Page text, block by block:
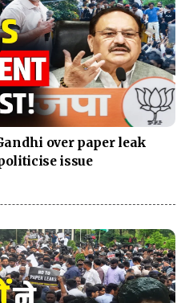
over paper leak
issue